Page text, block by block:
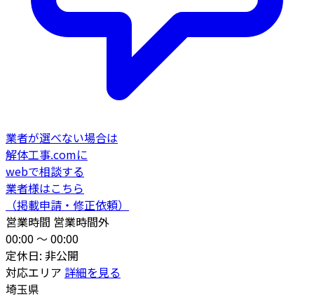
業者が選べない場合は
解体工事.comに
webで相談する
業者様はこちら
（掲載申請・修正依頼）
営業時間 営業時間外
00:00 〜 00:00
定休日: 非公開
対応エリア 詳細を見る
埼玉県